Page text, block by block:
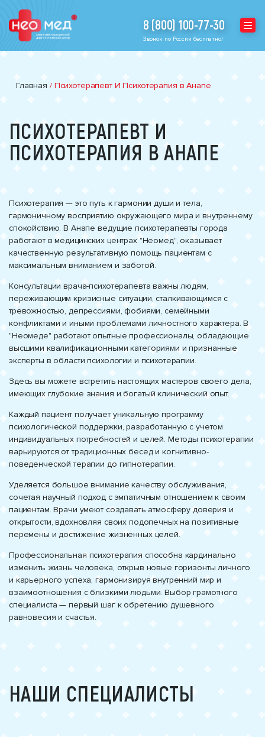
8 (800) 100-77-30
Звонок по России бесплатно!
Главная / Психотерапевт И Психотерапия в Анапе
ПСИХОТЕРАПЕВТ И
ПСИХОТЕРАПИЯ В АНАПЕ
Психотерапия — это путь к гармонии души и тела,
гармоничному восприятию окружающего мира и внутреннему
спокойствию. В Анапе ведущие психотерапевты города
работают в медицинских центрах "Неомед", оказывает
качественную результативную помощь пациентам с
максимальным вниманием и заботой.
Консультации врача-психотерапевта важны людям,
переживающим кризисные ситуации, сталкивающимся с
тревожностью, депрессиями, фобиями, семейными
конфликтами и иными проблемами личностного характера. В
"Неомеде" работают опытные профессионалы, обладающие
высшими квалификационными категориями и признанные
эксперты в области психологии и психотерапии.
Здесь вы можете встретить настоящих мастеров своего дела,
имеющих глубокие знания и богатый клинический опыт.
Каждый пациент получает уникальную программу
психологической поддержки, разработанную с учетом
индивидуальных потребностей и целей. Методы психотерапии
варьируются от традиционных бесед и когнитивно-
поведенческой терапии до гипнотерапии.
Уделяется большое внимание качеству обслуживания,
сочетая научный подход с эмпатичным отношением к своим
пациентам. Врачи умеют создавать атмосферу доверия и
открытости, вдохновляя своих подопечных на позитивные
перемены и достижение жизненных целей.
Профессиональная психотерапия способна кардинально
изменить жизнь человека, открыв новые горизонты личного
и карьерного успеха, гармонизируя внутренний мир и
взаимоотношения с близкими людьми. Выбор грамотного
специалиста — первый шаг к обретению душевного
равновесия и счастья.
НАШИ СПЕЦИАЛИСТЫ